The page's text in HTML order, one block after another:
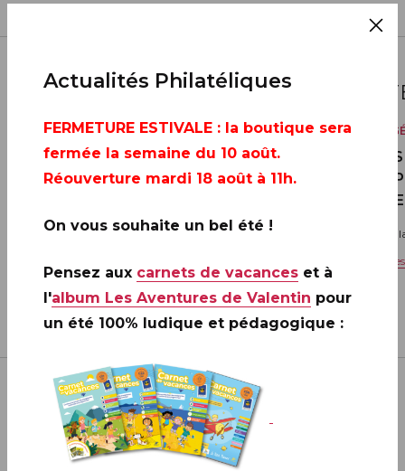
22
SEPTEMBRE
VENTE GÉNÉRALE
20 ANS DE LA CRÉATION DE
PHILAPOSTE 2006 - 2026 / BLOC
VENTE
20
Toute
Voir
VOIR PLUS
Actualités Philatéliques
FERMETURE ESTIVALE : la boutique sera
fermée la semaine du 10 août.
Réouverture mardi 18 août à 11h.
On vous souhaite un bel été !
Pensez aux carnets de vacances et à
l'album Les Aventures de Valentin pour
un été 100% ludique et pédagogique :